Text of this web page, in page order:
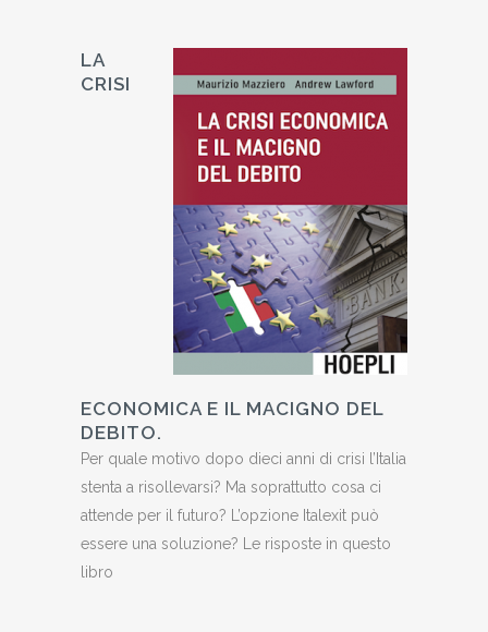
LA
CRISI
ECONOMICA E IL MACIGNO DEL
DEBITO.
Per quale motivo dopo dieci anni di crisi l’Italia
stenta a risollevarsi? Ma soprattutto cosa ci
attende per il futuro? L’opzione Italexit può
essere una soluzione? Le risposte in questo
libro